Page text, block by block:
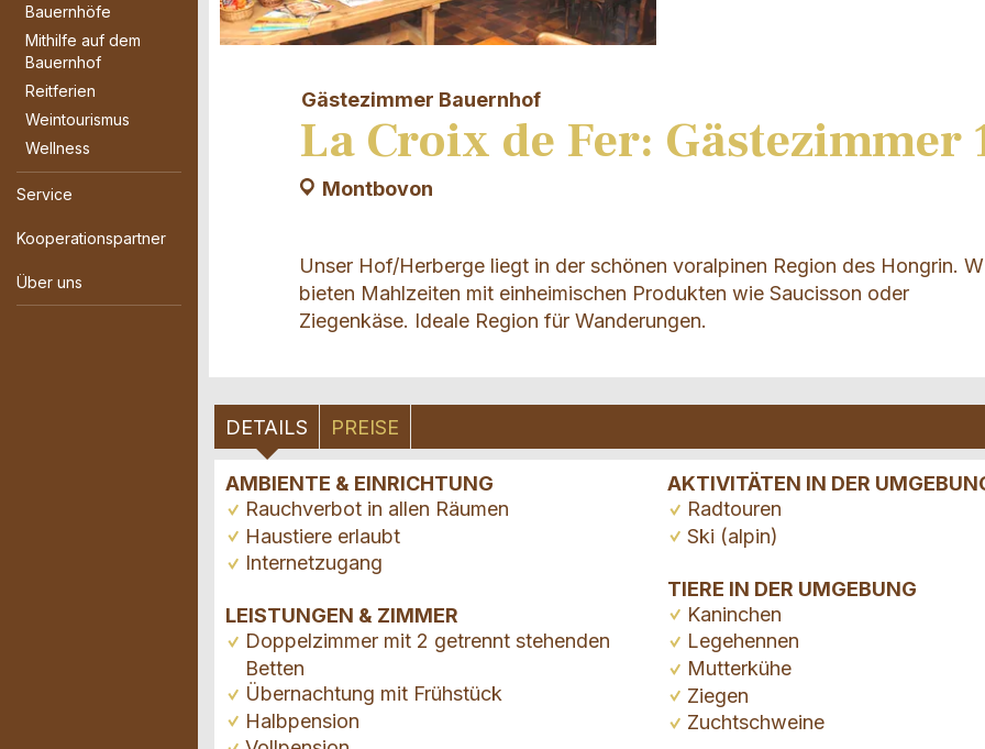
Bauernhöfe
Mithilfe auf dem
Bauernhof
Reitferien
Weintourismus
Wellness
Service
Kooperationspartner
Über uns
Gästezimmer Bauernhof
La Croix de Fer: Gästezimmer
Montbovon
Unser Hof/Herberge liegt in der schönen voralpinen Region des Hongrin.
bieten Mahlzeiten mit einheimischen Produkten wie Saucisson oder
Ziegenkäse. Ideale Region für Wanderungen.
DETAILS PREISE
AMBIENTE & EINRICHTUNG
Rauchverbot in allen Räumen
Haustiere erlaubt
Internetzugang
LEISTUNGEN & ZIMMER
Doppelzimmer mit 2 getrennt stehenden
Betten
Übernachtung mit Frühstück
Halbpension
AKTIVITÄTEN IN DER
Radtouren
Ski (alpin)
TIERE IN DER UMGEBUNG
Kaninchen
Legehennen
Mutterkühe
Ziegen
Zuchtschweine